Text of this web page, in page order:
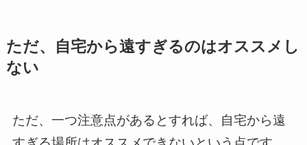
ただ、自宅から遠すぎるのはオススメし
ない
ただ、一つ注意点があるとすれば、自宅から遠